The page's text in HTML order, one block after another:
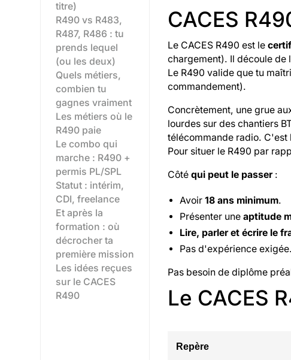
titre)
R490 vs R483,
R487, R486 : tu
prends lequel
(ou les deux)
Quels métiers,
combien tu
gagnes vraiment
Les métiers où le
R490 paie
Le combo qui
marche : R490 +
permis PL/SPL
Statut : intérim,
CDI, freelance
Et après la
formation : où
décrocher ta
première mission
Les idées reçues
sur le CACES
R490
CACES
Le CACES R490 est le
chargement). Il découle de
Le R490 valide que tu
commandement).
Concrètement, une grue
lourdes sur des chantiers
télécommande radio. C'est
Pour situer le R490 par
Côtéqui peut le passer:
Avoir18 ans minimum.
Présenter uneaptitude
Lire, parler et écrire le
Pas d'expérience
Pas besoin de diplôme
Le CACES
Repère